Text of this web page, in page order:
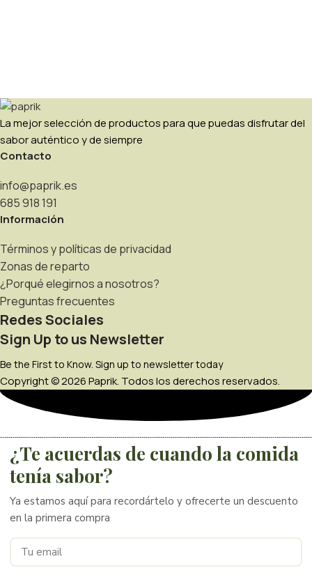
La mejor selección de productos para que puedas disfrutar del
sabor auténtico y de siempre
Contacto
info@paprik.es
685 918 191
Información
Términos y políticas de privacidad
Zonas de reparto
¿Porqué elegirnos a nosotros?
Preguntas frecuentes
Redes Sociales
Sign Up to us Newsletter
Be the First to Know. Sign up to newsletter today
Copyright © 2026 Paprik. Todos los derechos reservados.
¿Te acuerdas de cuando la comida
tenía sabor?
Ya estamos aquí para recordártelo y ofrecerte un descuento
en la primera compra